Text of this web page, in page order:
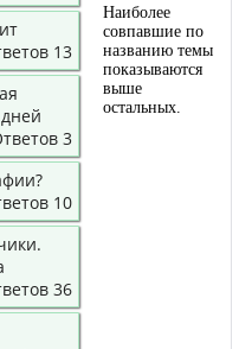
13
3
10
36
Наиболее
совпавшие по
названию темы
показываются
выше
остальных.